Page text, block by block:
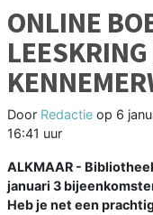
ONLINE
Door Redactie op 6
16:41 uur
ALKMAAR -
januari 3
Heb je net een